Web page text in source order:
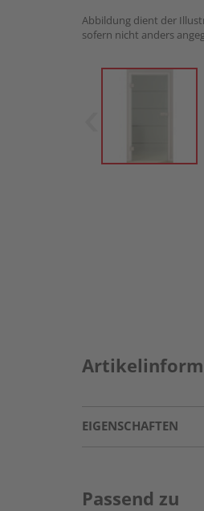
Abbildung dient der
sofern nicht anders
EIGENSCHAFTEN
Passend zu